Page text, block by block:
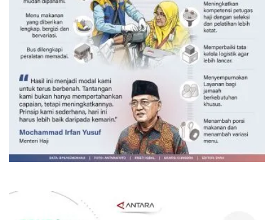
Layanan haji Indonesia semakin
memuaskan
7 jam lalu